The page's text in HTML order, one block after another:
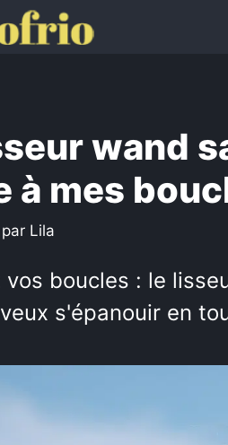
wand
à mes
par Lila
vos boucles : le
s'épanouir en